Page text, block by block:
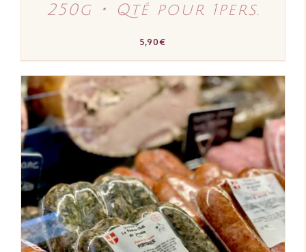
250g ･ Qté pour 1pers.
5,90€
AJOUTER AU PANIER
/
DÉTAILS